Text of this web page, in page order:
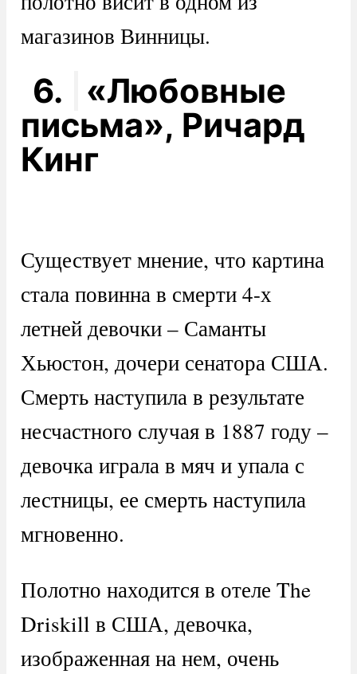
магазинов Винницы.
6.
«Любовные
письма», Ричард
Кинг
Существует мнение, что картина
стала повинна в смерти 4-х
летней девочки – Саманты
Хьюстон, дочери сенатора США.
Смерть наступила в результате
несчастного случая в 1887 году –
девочка играла в мяч и упала с
лестницы, ее смерть наступила
мгновенно.
Полотно находится в отеле The
Driskill в США, девочка,
изображенная на нем, очень